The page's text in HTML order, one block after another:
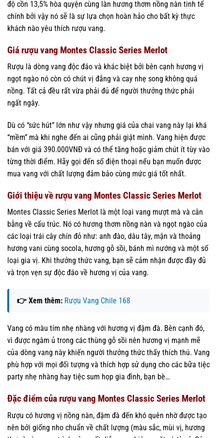
độ cồn 13,5% hòa quyện cùng làn hương thơm nồng nàn tinh tế
chính bởi vậy nó sẽ là sự lựa chọn hoàn hảo cho bất kỳ thực
khách nào yêu thích rượu vang.
Giá rượu vang Montes Classic Series Merlot
Rượu là dòng vang độc đáo và khác biệt bởi bên cạnh hương vị
ngọt ngào nó còn có chút vị đắng và cay nhẹ song không quá
nồng. Tất cả đều rất vừa phải đủ để người thưởng thức phải
ngất ngây.
Dù có “sức hút” lớn như vậy nhưng giá của chai vang này lại khá
“mềm” mà khi nghe đến ai cũng phải giật mình. Vang hiện được
bán với giá 390.000VNĐ và có thể tăng hoặc giảm chút ít tùy vào
từng thời điểm. Hãy gọi đến số điện thoại nếu bạn muốn được
mua vang với chất lượng đảm bảo cùng mức giá tốt nhất.
Giới thiệu về rượu vang Montes Classic Series Merlot
Montes Classic Series Merlot là một loại vang mượt mà và cân
bằng về cấu trúc. Nó có hương thơm nồng nàn và ngọt ngào của
các loại trái cây chín đỏ như: anh đào, dâu tây, mận và thoảng
hương vani cùng socola, hương gỗ sồi, bánh mì nướng và một số
loại gia vị. Khi thưởng thức vang, bạn sẽ cảm nhận được đầy đủ
và trọn vẹn sự độc đáo về hương vị của vang.
👉 Xem thêm: Rượu Vang Chile 168
Vang có màu tím nhẹ nhàng với hương vị đậm đà. Bên cạnh đó,
vì được ngâm ủ trong các thùng gỗ sồi nên hương vị mạnh mẽ
của dòng vang này khiến người thưởng thức thấy thích thú. Vang
phù hợp với mọi đối tượng và thích hợp sử dụng cho các bữa tiệc
party nhẹ nhàng hay tiệc sum họp gia đình, bạn bè…
Đặc điểm của rượu vang Montes Classic Series Merlot
Rượu có hương vị nồng nàn, đậm đà đến khó quên nhờ được tạo
nên bởi giống nho chuẩn về chất lượng (màu sắc, mùi vị, hương